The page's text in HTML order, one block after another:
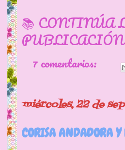
📚 CONTINÚA
7 comentarios:
miércoles, 22 de
CORISA ANDADORA